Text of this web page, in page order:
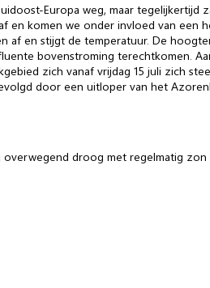
Europa weg, maar tegelijkertijd
en komen we onder invloed van een
af en stijgt de temperatuur. De
bovenstroming terechtkomen.
zich vanaf vrijdag 15 juli zich
door een uitloper van het
droog met regelmatig